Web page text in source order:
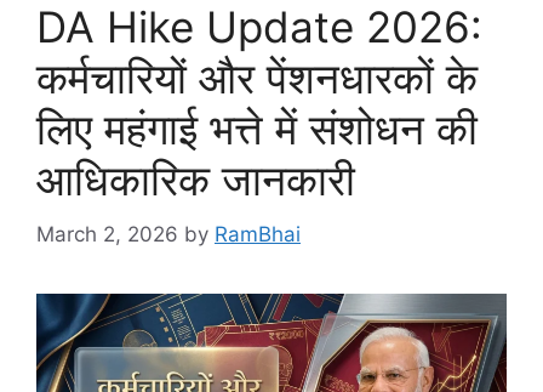
DA Hike Update 2026:
कर्मचारियों और पेंशनधारकों के
लिए महंगाई भत्ते में संशोधन की
आधिकारिक जानकारी
March 2, 2026 by RamBhai